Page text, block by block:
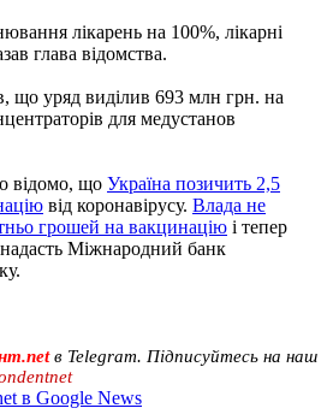
лікарень на 100%, лікарні
глава відомства.
що уряд виділив 693 млн грн. на
для медустанов
відомо, що Україна позичить 2,5
від коронавірусу. Влада не
грошей на вакцинацію і тепер
Міжнародний банк
в Telegram. Підписуйтесь на наш
в Google News